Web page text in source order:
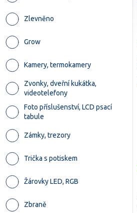
Zlevněno
Grow
Kamery, termokamery
Zvonky, dveřní kukátka,
videotelefony
Foto příslušenství, LCD psací
tabule
Zámky, trezory
Trička s potiskem
Žárovky LED, RGB
Zbraně